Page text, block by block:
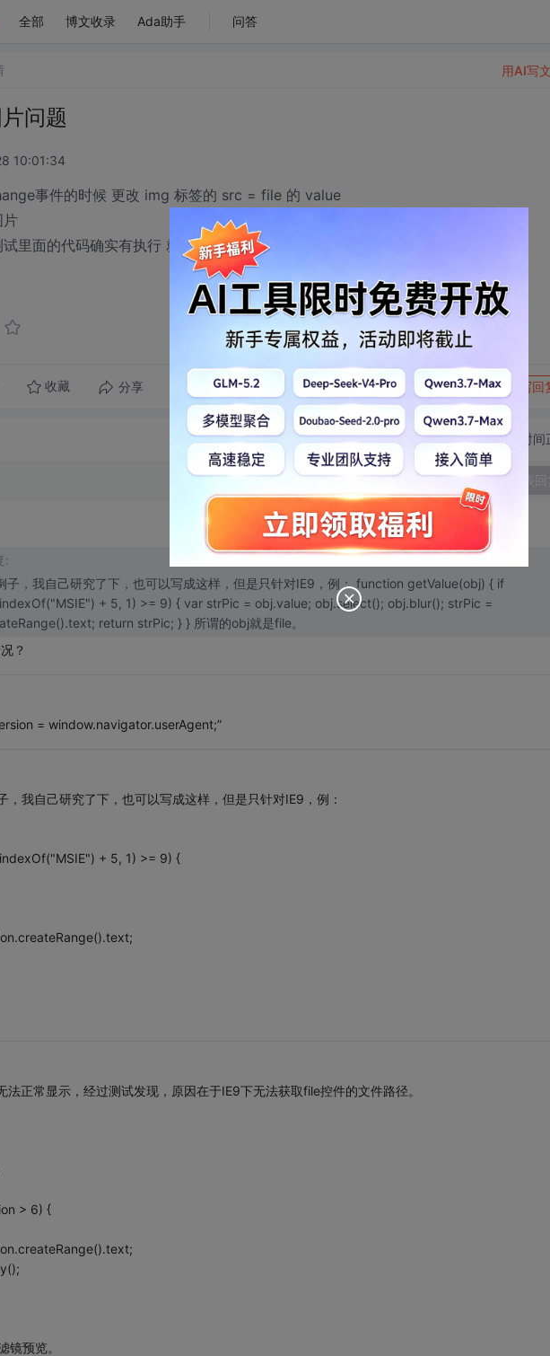
全部 博文收录 Ada助手 问答
问题
10:01:34
事件的时候 更改 img 标签的 src = file 的 value
里面的代码确实有执行 就是图片死不改变
收藏 分享 转发到动态 举报 写回
用AI写
切换为时间
:
，我自己研究了下，也可以写成这样，但是只针对IE9，例： function getValue(obj) { if
9) { var strPic = obj.value; obj.select(); obj.blur(); strPic =
document.selection.createRange().text; return strPic; } } 所谓的obj就是file。
？
= window.navigator.userAgent;”
我自己研究了下，也可以写成这样，但是只针对IE9，例：
+ 5, 1) >= 9) {
法正常显示，经过测试发现，原因在于IE9下无法获取file控件的文件路径。
> 6) {
预览。